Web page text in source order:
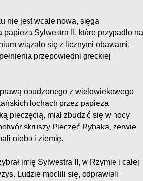
nie jest wcale nowa, sięga
Sylwestra II, które przypadło na
wiązało się z licznymi obawami.
przepowiedni greckiej
obudzonego z wielowiekowego
lochach przez papieża
pieczęcią, miał zbudzić się w nocy
skruszy Pieczęć Rybaka, zerwie
niebo i ziemię.
imię Sylwestra II, w Rzymie i całej
Ludzie modlili się, odprawiali